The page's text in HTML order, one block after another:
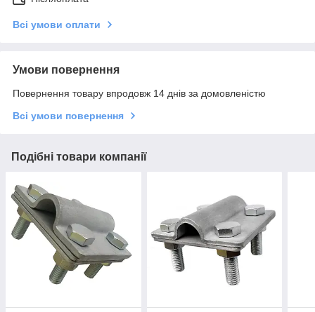
Всі умови оплати
Умови повернення
Повернення товару впродовж 14 днів за домовленістю
Всі умови повернення
Подібні товари компанії